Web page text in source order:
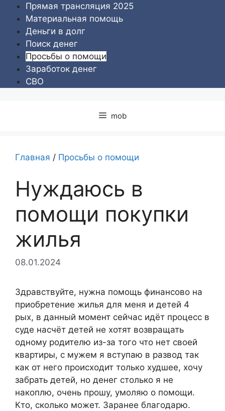
Перейти
содержимому
Прямая трансляция 2025
Материальная помощь
Деньги в долг
Поиск денег
Просьбы о помощи
Заработок денег
СВО
mob
Главная / Просьбы о помощи
Нуждаюсь в
помощи покупки
жилья
08.01.2024
Здравствуйте, нужна помощь финансово на
приобретение жилья для меня и детей 4
рых, в данный момент сейчас идёт процесс в
суде насчёт детей не хотят возвращать
одному родителю из-за того что нет своей
квартиры, с мужем я вступаю в развод так
как от него происходит только худшее, хочу
забрать детей, но денег столько я не
накоплю, очень прошу, умоляю о помощи.
Кто, сколько может. Заранее благодарю.